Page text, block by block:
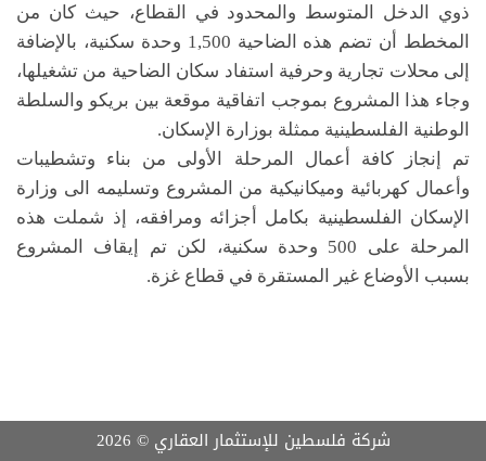
ذوي الدخل المتوسط والمحدود في القطاع، حيث كان من
المخطط أن تضم هذه الضاحية 1,500 وحدة سكنية، بالإضافة
إلى محلات تجارية وحرفية استفاد سكان الضاحية من تشغيلها،
وجاء هذا المشروع بموجب اتفاقية موقعة بين بريكو والسلطة
الوطنية الفلسطينية ممثلة بوزارة
الإسكان.
تم إنجاز كافة أعمال المرحلة الأولى من بناء وتشطيبات
وأعمال كهربائية وميكانيكية من المشروع وتسليمه الى وزارة
الإسكان الفلسطينية بكامل أجزائه ومرافقه، إذ شملت هذه
المرحلة على 500 وحدة سكنية، لكن تم إيقاف المشروع
بسبب الأوضاع غير المستقرة في قطاع غزة.
شركة فلسطين للإستثمار العقاري © 2026